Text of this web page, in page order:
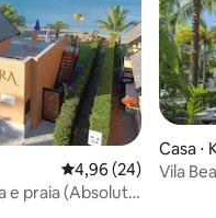
avaliações
4,96 de uma
4,96 (24)
Casa ⋅
Vila